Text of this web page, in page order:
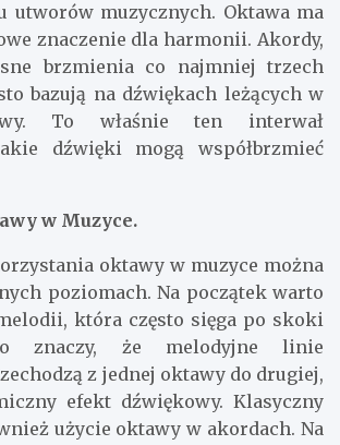
utworów muzycznych. Oktawa ma
znaczenie dla harmonii. Akordy,
brzmienia co najmniej trzech
bazują na dźwiękach leżących w
To właśnie ten interwał
dźwięki mogą współbrzmieć
w Muzyce.
oktawy w muzyce można
poziomach. Na początek warto
która często sięga po skoki
znaczy, że melodyjne linie
z jednej oktawy do drugiej,
efekt dźwiękowy. Klasyczny
użycie oktawy w akordach. Na